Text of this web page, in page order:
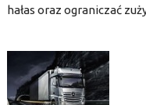
hałas oraz ograniczać